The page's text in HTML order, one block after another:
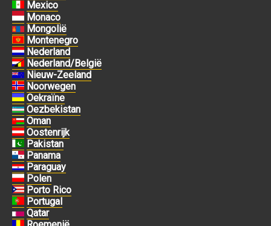
Mexico
Monaco
Mongolië
Montenegro
Nederland
Nederland/België
Nieuw-Zeeland
Noorwegen
Oekraïne
Oezbekistan
Oman
Oostenrijk
Pakistan
Panama
Paraguay
Polen
Porto Rico
Portugal
Qatar